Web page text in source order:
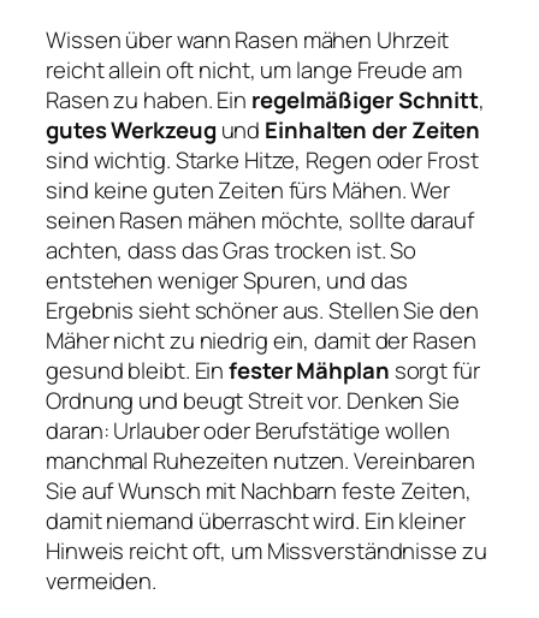
Wissen über wann Rasen mähen Uhrzeit
reicht allein oft nicht, um lange Freude am
Rasen zu haben. Ein regelmäßiger Schnitt,
gutes Werkzeug und Einhalten der Zeiten
sind wichtig. Starke Hitze, Regen oder Frost
sind keine guten Zeiten fürs Mähen. Wer
seinen Rasen mähen möchte, sollte darauf
achten, dass das Gras trocken ist. So
entstehen weniger Spuren, und das
Ergebnis sieht schöner aus. Stellen Sie den
Mäher nicht zu niedrig ein, damit der Rasen
gesund bleibt. Einfester Mähplan sorgt für
Ordnung und beugt Streit vor. Denken Sie
daran: Urlauber oder Berufstätige wollen
manchmal Ruhezeiten nutzen. Vereinbaren
Sie auf Wunsch mit Nachbarn feste Zeiten,
damit niemand überrascht wird. Ein kleiner
Hinweis reicht oft, um Missverständnisse zu
vermeiden.